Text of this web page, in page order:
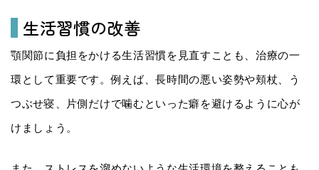
生活習慣の改善
顎関節に負担をかける生活習慣を見直すことも、治療の一
環として重要です。例えば、長時間の悪い姿勢や頬杖、う
つぶせ寝、片側だけで噛むといった癖を避けるように心が
けましょう。